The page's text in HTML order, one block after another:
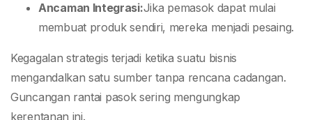
Ancaman Integrasi:Jika pemasok dapat mulai
membuat produk sendiri, mereka menjadi pesaing.
Kegagalan strategis terjadi ketika suatu bisnis
mengandalkan satu sumber tanpa rencana cadangan.
Guncangan rantai pasok sering mengungkap
kerentanan ini.